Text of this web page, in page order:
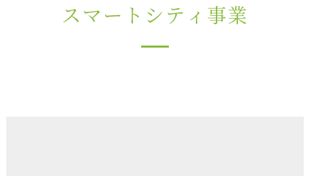
スマートシティ事業